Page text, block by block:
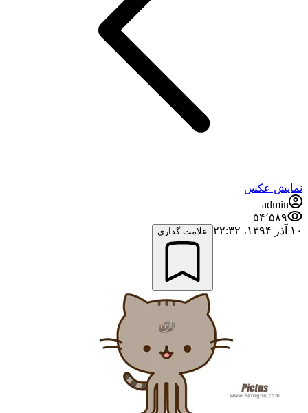
نمایش عکس
admin
۵۴٬۵۸۹
۱۰ آذر ۱۳۹۴،‏ ۲۲:۳۲
علامت گذاری